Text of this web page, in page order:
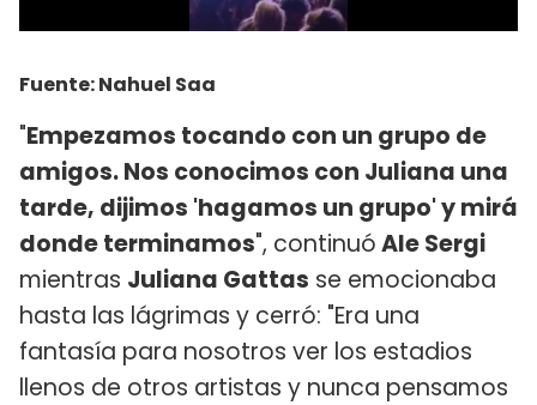
Fuente: Nahuel Saa
"Empezamos tocando con un grupo de
amigos. Nos conocimos con Juliana una
tarde, dijimos 'hagamos un grupo' y mirá
donde terminamos", continuóAle Sergi
mientras Juliana Gattas se emocionaba
hasta las lágrimas y cerró: "Era una
fantasía para nosotros ver los estadios
llenos de otros artistas y nunca pensamos